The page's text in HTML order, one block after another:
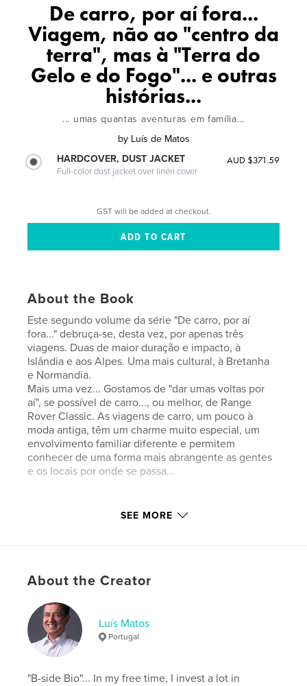
De carro, por aí fora...
Viagem, não ao "centro da
terra", mas à "Terra do
Gelo e do Fogo"... e outras
histórias...
... umas quantas aventuras em família...
by Luís de Matos
HARDCOVER, DUST JACKET
Full-color dust jacket over linen cover
AUD $371.59
GST will be added at checkout.
About the Book
Este segundo volume da série "De carro, por aí
fora..." debruça-se, desta vez, por apenas três
viagens. Duas de maior duração e impacto, à
Islândia e aos Alpes. Uma mais cultural, à Bretanha
e Normandia.
Mais uma vez... Gostamos de "dar umas voltas por
aí", se possível de carro..., ou melhor, de Range
Rover Classic. As viagens de carro, um pouco à
moda antiga, têm um charme muito especial, um
envolvimento familiar diferente e permitem
conhecer de uma forma mais abrangente as gentes
e os locais por onde se passa...
http://calamumsumere.blogspot.pt/
Primary Category: Travel
Project Option:
# of Pages:
422
ISBN
Hardcover, Dust Jacket: 9781389008436
Publish Date: Jan 16, 2018
SEE MORE
About the Creator
Luís Matos
Portugal
"B-side Bio"... In my free time, I invest a lot in